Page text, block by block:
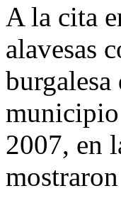
A la cita
alavesas
municipio
2007, en